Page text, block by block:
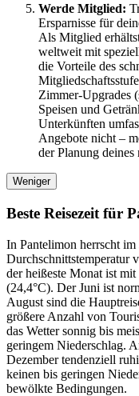
Werde Mitglied:
Ersparnisse für
Als Mitglied
weltweit mit
die Vorteile des
Zimmer-Upgrades
Speisen und
Unterkünften
Angebote nicht –
der Planung deines
Weniger
Beste Reisezeit für
In Pantelimon herrscht im
Durchschnittstemperatur
der heißeste Monat ist
(24,4°C). Der Juni ist
August sind die
größere Anzahl von
das Wetter sonnig bis
geringem Niederschlag.
Dezember tendenziell
keinen bis geringen
bewölkte Bedingungen.